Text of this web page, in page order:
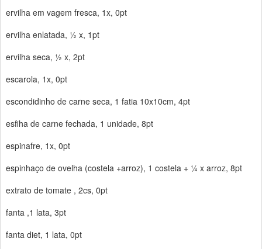
ervilha em vagem fresca, 1x, 0pt
ervilha enlatada, ½ x, 1pt
ervilha seca, ½ x, 2pt
escarola, 1x, 0pt
escondidinho de carne seca, 1 fatia 10x10cm, 4pt
esfiha de carne fechada, 1 unidade, 8pt
espinafre, 1x, 0pt
espinhaço de ovelha (costela +arroz), 1 costela + ¼ x arroz, 8pt
extrato de tomate , 2cs, 0pt
fanta ,1 lata, 3pt
fanta diet, 1 lata, 0pt